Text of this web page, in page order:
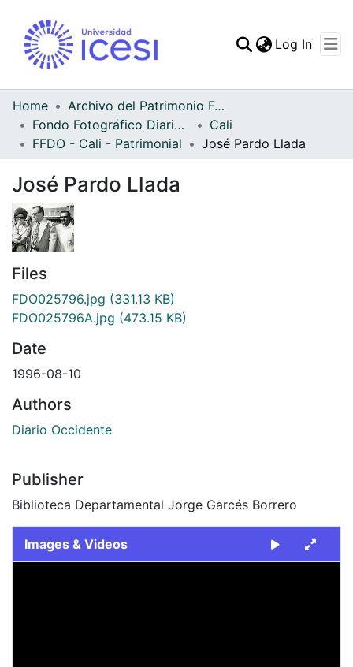
Statistics
Log In
Home
Archivo del Patrimonio Fotográfico y Fílmico del Valle del Cauca
Fondo Fotográfico Diario Occidente
Cali
FFDO - Cali - Patrimonial
José Pardo Llada
José Pardo Llada
Files
FDO025796.jpg (331.13 KB)
FDO025796A.jpg (473.15 KB)
Date
1996-08-10
Authors
Diario Occidente
Publisher
Biblioteca Departamental Jorge Garcés Borrero
Images & Videos